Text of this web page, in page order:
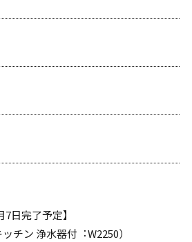
⽇完了予定】
チン 浄⽔器付︓W2250）